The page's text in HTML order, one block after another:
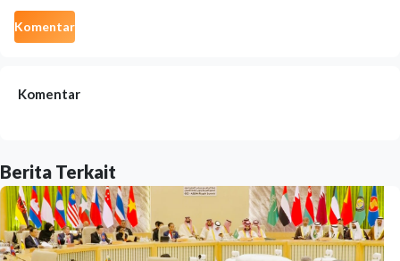
Komentar
Komentar
Berita Terkait